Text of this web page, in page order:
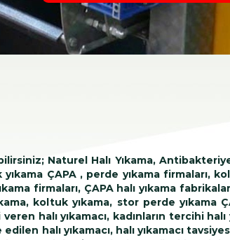
Naturel Halı Yıkama,
yıkama ÇAPA , perde yıkama firmaları,
firmaları, ÇAPA halı yıkama
koltuk yıkama, stor perde yıkama
halı yıkamacı, kadınların tercihi halı
halı yıkamacı, halı yıkamacı